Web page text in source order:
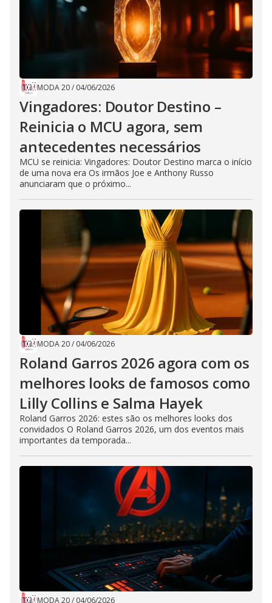
MODA 20/ 04/06/2026
Vingadores: Doutor Destino –
Reinicia o MCU agora, sem
antecedentes necessários
MCU se reinicia: Vingadores: Doutor Destino marca o início
de uma nova era Os irmãos Joe e Anthony Russo
anunciaram que o próximo...
MODA 20/ 04/06/2026
Roland Garros 2026 agora com os
melhores looks de famosos como
Lilly Collins e Salma Hayek
Roland Garros 2026: estes são os melhores looks dos
convidados O Roland Garros 2026, um dos eventos mais
importantes da temporada...
MODA 20/ 04/06/2026